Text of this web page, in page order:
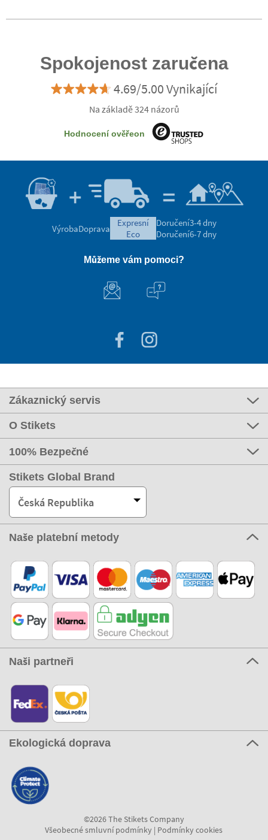
Spokojenost zaručena
4.69/5.00 Vynikající
Na základě 324 názorů
Hodnocení ověřeon
VýrobaDoprava
expresní
eco
Doručení3-4 dny
Doručení6-7 dny
Můžeme vám pomoci?
Zákaznický servis
O Stikets
100% Bezpečné
Stikets Global Brand
Česká Republika
Naše platební metody
Naši partneři
Ekologická doprava
©2026 The Stikets Company
Všeobecné smluvní podmínky | Podmínky cookies